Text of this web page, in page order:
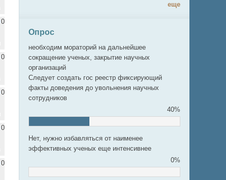
0
0
0
0
0
еще
Опрос
необходим мораторий на дальнейшее
сокращение ученых, закрытие научных
организаций
Следует создать гос реестр фиксирующий
факты доведения до увольнения научных
сотрудников
40%
Нет, нужно избавляться от наименее
эффективных ученых еще интенсивнее
0%